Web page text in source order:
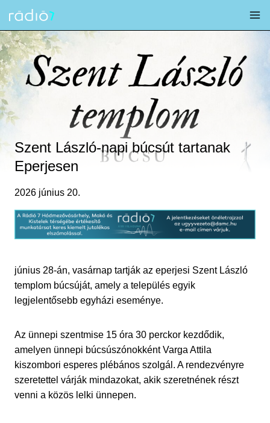
content
Szent László-napi búcsút tartanak
Eperjesen
2026 június 20.
június 28-án, vasárnap tartják az eperjesi Szent László
templom búcsúját, amely a település egyik
legjelentősebb egyházi eseménye.
Az ünnepi szentmise 15 óra 30 perckor kezdődik,
amelyen ünnepi búcsúszónokként Varga Attila
kiszombori esperes plébános szolgál. A rendezvényre
szeretettel várják mindazokat, akik szeretnének részt
venni a közös lelki ünnepen.